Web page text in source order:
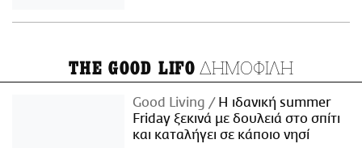
THE GOOD LIFO ΔΗΜΟΦΙΛΗ
Good Living
Η ιδανική summer
Friday ξεκινά με δουλειά στο σπίτι
και καταλήγει σε κάποιο νησί